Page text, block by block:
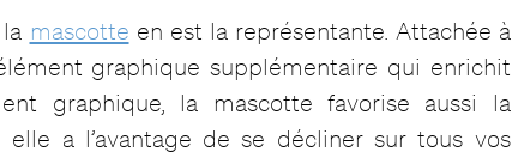
mascotte en est la représentante. Attachée à
graphique supplémentaire qui enrichit
graphique, la mascotte favorise aussi la
elle a l’avantage de se décliner sur tous vos